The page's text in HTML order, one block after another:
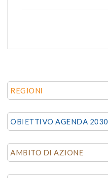
REGIONI
OBIETTIVO AGENDA 2030
AMBITO DI AZIONE